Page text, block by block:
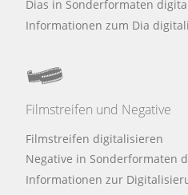
Dias in Sonderformaten
Informationen zum Dia
Filmstreifen und Negative
Filmstreifen digitalisieren
Negative in Sonderformaten
Informationen zur